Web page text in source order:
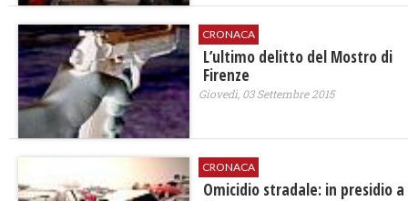
CRONACA
L’ultimo delitto del Mostro di
Firenze
Giovedì, 03 Settembre 2015
CRONACA
Omicidio stradale: in presidio a